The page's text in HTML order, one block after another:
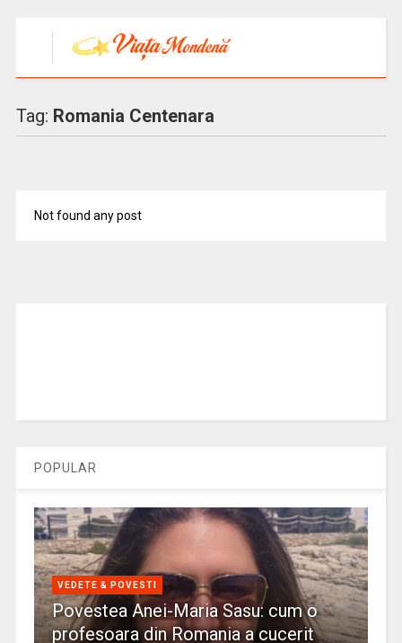
Tag: Romania Centenara
Not found any post
POPULAR
VEDETE & POVESTI
Povestea Anei-Maria Sasu: cum o
profesoara din Romania a cucerit